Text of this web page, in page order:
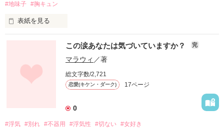
#地味子 #胸キュン
表紙を見る
猛勉強の末、ようやくつかんだ憧れのキャンパスライフ
恋愛、友情、勉強
遅れて来た青春を満喫するつもりだった
この涙あなたは気づいていますか？ 完
マラウィ ／著
総文字数/2,721
恋愛(キケン・ダーク) 17ページ
0
#浮気 #別れ #不器用 #浮気性 #切ない #女好き